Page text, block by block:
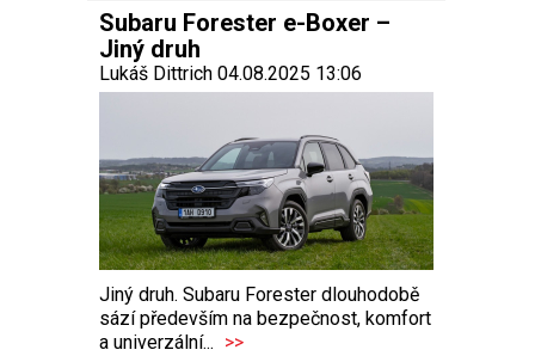
Subaru Forester e-Boxer –
Jiný druh
Lukáš Dittrich 04.08.2025 13:06
Jiný druh. Subaru Forester dlouhodobě
sází především na bezpečnost, komfort
a univerzální... >>